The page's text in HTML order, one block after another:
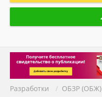
Разработки / ОБЗР (ОБЖ)